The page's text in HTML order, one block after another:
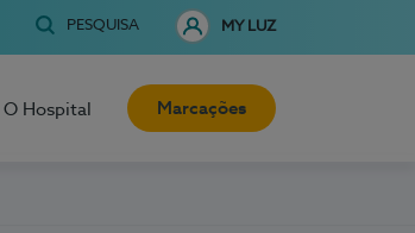
PESQUISA MY LUZ
O Hospital Marcações